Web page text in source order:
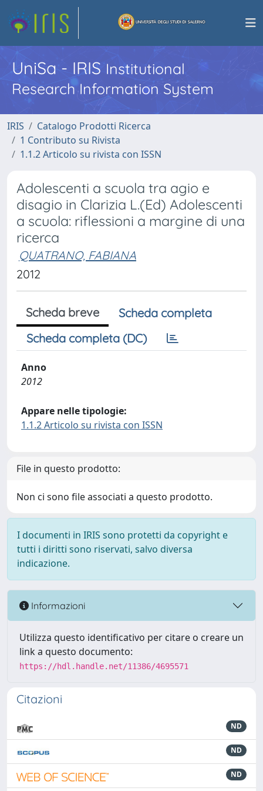
UniSa - IRISInstitutional
Research Information System
IRIS
Catalogo Prodotti Ricerca
1 Contributo su Rivista
1.1.2 Articolo su rivista con ISSN
Adolescenti a scuola tra agio e
disagio in Clarizia L.(Ed) Adolescenti
a scuola: riflessioni a margine di una
ricerca
QUATRANO, FABIANA
2012
Scheda breve
Scheda completa
Scheda completa (DC)
Anno
2012
Appare nelle tipologie:
1.1.2 Articolo su rivista con ISSN
File in questo prodotto:
Non ci sono file associati a questo prodotto.
I documenti in IRIS sono protetti da copyright e
tutti i diritti sono riservati, salvo diversa
indicazione.
Informazioni
Utilizza questo identificativo per citare o creare un
link a questo documento:
https://hdl.handle.net/11386/4695571
Citazioni
ND
ND
ND